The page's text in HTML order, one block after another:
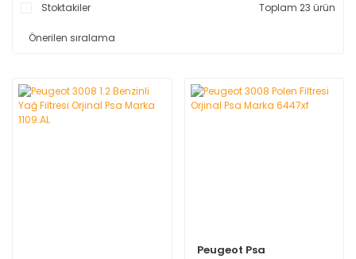
Stoktakiler Toplam 23 ürün
Peugeot Psa